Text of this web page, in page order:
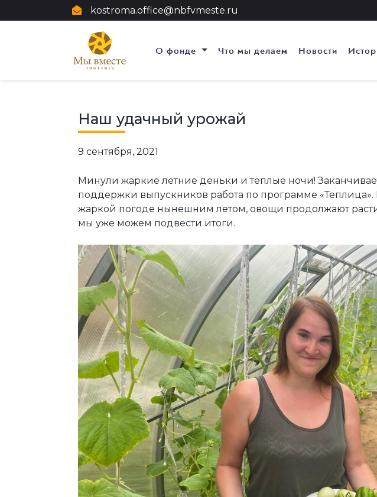
kostroma.office@nbfvmeste.ru
О фонде Что мы делаем Новости
Наш удачный урожай
9 сентября, 2021
Минули жаркие летние деньки и тёплые ночи!
поддержки выпускников работа по программе «Теплица».
жаркой погоде нынешним летом, овощи продолжают
мы уже можем подвести итоги.